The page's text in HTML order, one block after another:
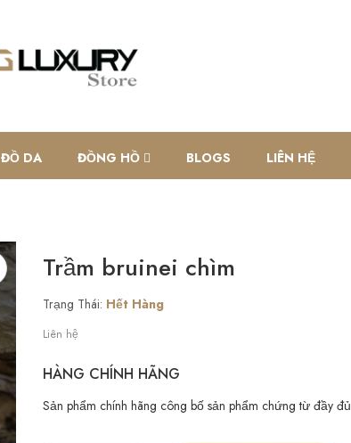
ĐỒ DA ĐỒNG HỒ BLOGS LIÊN HỆ
Trầm bruinei chìm
Trạng Thái: Hết Hàng
Liên hệ
HÀNG CHÍNH HÃNG
Sản phẩm chính hãng công bố sản phẩm chứng từ đầy đủ